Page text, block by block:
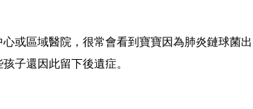
或區域醫院，很常會看到寶寶因為肺炎鏈球菌出
子還因此留下後遺症。